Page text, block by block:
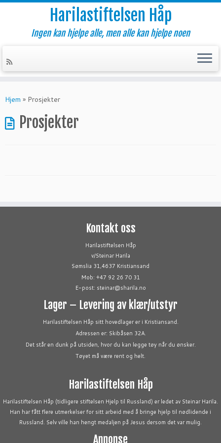
to
Harilastiftelsen Håp
Ingen kan hjelpe alle, men alle kan hjelpe noen
Hjem » Prosjekter
Prosjekter
Kontakt oss
Harilastiftelsen Håp
v/Steinar Harila
Sømslia 31,4637 Kristiansand
Mob: +47 92 26 70 31
E-post: steinar@sharila.no
Lager – Levering av klær/utstyr
Harilastiftelsen Håp sitt hovedlager er i Kristiansand.
Adressen er: Skibåsen 32A.
Det står en dunk på utsiden, hvor du kan legge tøy når du ønsker.
Tøyet må være rent og helt.
Harilastiftelsen Håp
Harilastiftelsen Håp (tidligere stiftelsen Hjelp til Russland) er ledet av Steinar Harila.
Han har fått flere utmerkelser for sitt arbeid med å bringe hjelp til nødlidende i
Russland. Selv ville han hengt medaljen på Jesus dersom det var mulig.
Annonse